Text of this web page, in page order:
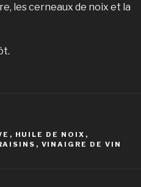
les cerneaux de noix et la
, HUILE DE NOIX ,
, VINAIGRE DE VIN